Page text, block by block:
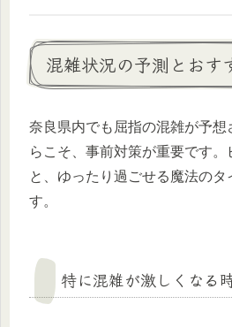
混雑状況の予測とおす
奈良県内でも屈指の混雑が予想
らこそ、事前対策が重要です
と、ゆったり過ごせる魔法のタ
す。
特に混雑が激しくなる